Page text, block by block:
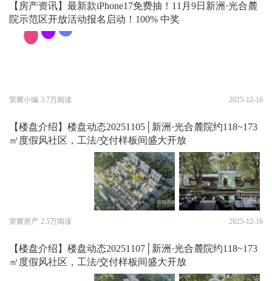
【房产资讯】最新款iPhone17免费抽！11月9日新洲·光合麓
院示范区开放活动报名启动！100% 中奖
荣耀小编 3.7万阅读 2025-12-16
【楼盘介绍】楼盘动态20251105│新洲·光合麓院约118~173
㎡度假风社区，工法/交付样板间盛大开放
荣耀房产 2.5万阅读 2025-12-16
【楼盘介绍】楼盘动态20251107│新洲·光合麓院约118~173
㎡度假风社区，工法/交付样板间盛大开放